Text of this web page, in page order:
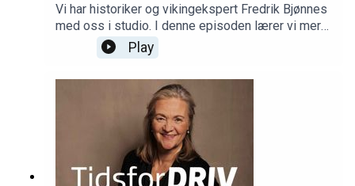
Vi har historiker og vikingekspert Fredrik Bjønnes
med oss i studio. I denne episoden lærer vi mer
om Klåstadskipet, hvordan det ble funnet og
tolkningen av skipet, og om vikingtokter generelt.
dro så fort som vi kanskje trodde?
Play